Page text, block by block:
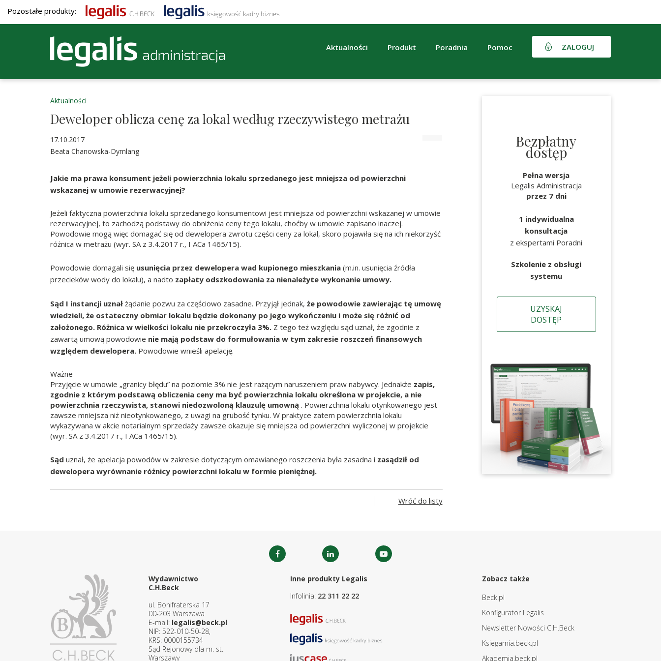
Pozostałe produkty:
Aktualności Produkt Poradnia Pomoc ZALOGUJ
Aktualności
Deweloper oblicza cenę za lokal według rzeczywistego metrażu
17.10.2017
Beata Chanowska-Dymlang
Jakie ma prawa konsument jeżeli powierzchnia lokalu sprzedanego jest mniejsza od powierzchni
wskazanej w umowie rezerwacyjnej?
Jeżeli faktyczna powierzchnia lokalu sprzedanego konsumentowi jest mniejsza od powierzchni wskazanej w umowie
rezerwacyjnej, to zachodzą podstawy do obniżenia ceny tego lokalu, choćby w umowie zapisano inaczej.
Powodowie mogą więc domagać się od dewelopera zwrotu części ceny za lokal, skoro pojawiła się na ich niekorzyść
różnica w metrażu (wyr. SA z 3.4.2017 r., I ACa 1465/15).
Powodowie domagali się usunięcia przez dewelopera wad kupionego mieszkania (m.in. usunięcia źródła
przecieków wody do lokalu), a nadto zapłaty odszkodowania za nienależyte wykonanie umowy.
Sąd I instancji uznał żądanie pozwu za częściowo zasadne. Przyjął jednak, że powodowie zawierając tę umowę
wiedzieli, że ostateczny obmiar lokalu będzie dokonany po jego wykończeniu i może się różnić od
założonego. Różnica w wielkości lokalu nie przekroczyła 3%. Z tego też względu sąd uznał, że zgodnie z
zawartą umową powodowie nie mają podstaw do formułowania w tym zakresie roszczeń finansowych
względem dewelopera. Powodowie wnieśli apelację.
Ważne
Przyjęcie w umowie „granicy błędu” na poziomie 3% nie jest rażącym naruszeniem praw nabywcy. Jednakże zapis,
zgodnie z którym podstawą obliczenia ceny ma być powierzchnia lokalu określona w projekcie, a nie
powierzchnia rzeczywista, stanowi niedozwoloną klauzulę umowną . Powierzchnia lokalu otynkowanego jest
zawsze mniejsza niż nieotynkowanego, z uwagi na grubość tynku. W praktyce zatem powierzchnia lokalu
wykazywana w akcie notarialnym sprzedaży zawsze okazuje się mniejsza od powierzchni wyliczonej w projekcie
(wyr. SA z 3.4.2017 r., I ACa 1465/15).
Sąd uznał, że apelacja powodów w zakresie dotyczącym omawianego roszczenia była zasadna i zasądził od
dewelopera wyrównanie różnicy powierzchni lokalu w formie pieniężnej.
Wróć do listy
Bezpłatny
dostęp
Pełna wersja
Legalis Administracja
przez 7 dni
1 indywidualna
konsultacja
z ekspertami Poradni
Szkolenie z obsługi
systemu
UZYSKAJ
DOSTĘP
Wydawnictwo
C.H.Beck
ul. Bonifraterska 17
00-203 Warszawa
E-mail: legalis@beck.pl
NIP: 522-010-50-28,
KRS: 0000155734
Sąd Rejonowy dla m. st.
Warszawy
Inne produkty Legalis
Infolinia: 22 311 22 22
Zobacz także
Beck.pl
Konfigurator Legalis
Newsletter Nowości C.H.Beck
Ksiegarnia.beck.pl
Akademia.beck.pl